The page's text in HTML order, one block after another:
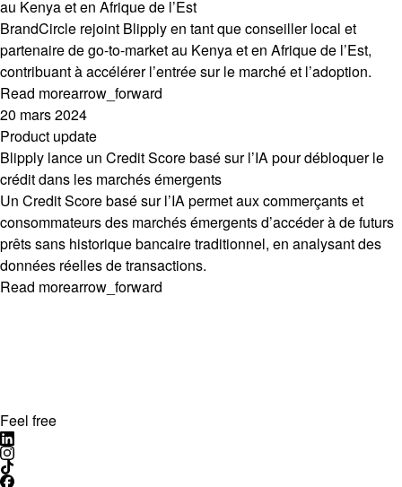
au Kenya et en Afrique de l’Est
BrandCircle rejoint Blipply en tant que conseiller local et
partenaire de go-to-market au Kenya et en Afrique de l’Est,
contribuant à accélérer l’entrée sur le marché et l’adoption.
Read morearrow_forward
20 mars 2024
Product update
Blipply lance un Credit Score basé sur l’IA pour débloquer le
crédit dans les marchés émergents
Un Credit Score basé sur l’IA permet aux commerçants et
consommateurs des marchés émergents d’accéder à de futurs
prêts sans historique bancaire traditionnel, en analysant des
données réelles de transactions.
Read morearrow_forward
Feel free